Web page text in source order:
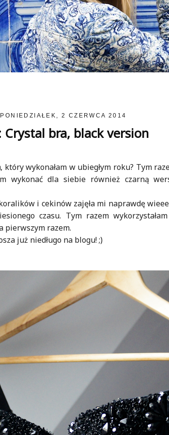
PONIEDZIAŁEK, 2 CZERWCA 2014
Crystal bra, black version
, który wykonałam w ubiegłym roku? Tym
wykonać dla siebie również czarną
i cekinów zajęła mi naprawdę
czasu. Tym razem
pierwszym razem.
już niedługo na blogu! ;)